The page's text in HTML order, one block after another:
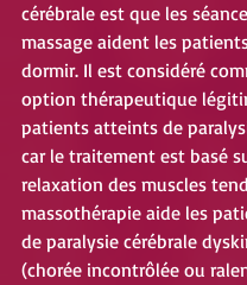
cérébrale est que les
massage aident les
dormir. Il est considéré
option thérapeutique
patients atteints de
car le traitement est basé
relaxation des muscles
massothérapie aide les
de paralysie cérébrale
(chorée incontrôlée ou